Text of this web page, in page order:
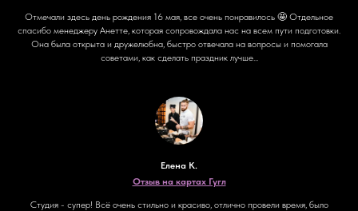
Отмечали здесь день рождения 16 мая, все очень понравилось 🤩 Отдельное
спасибо менеджеру Анетте, которая сопровождала нас на всем пути подготовки.
Она была открыта и дружелюбна, быстро отвечала на вопросы и помогала
советами, как сделать праздник лучше...
Елена К.
Отзыв на картах Гугл
Студия - супер! Всё очень стильно и красиво, отлично провели время, было